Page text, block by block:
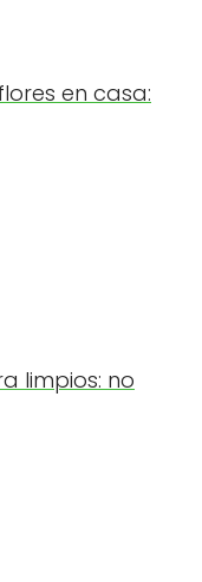
en casa:
limpios: no